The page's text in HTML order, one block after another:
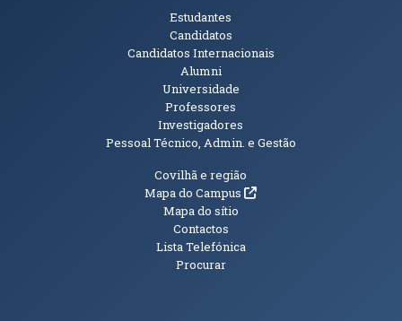
Estudantes
Candidatos
Candidatos Internacionais
Alumni
Universidade
Professores
Investigadores
Pessoal Técnico, Admin. e Gestão
Informações Adicionais
Covilhã e região
Mapa do Campus(abre em nova janela)
Mapa do sítio
Contactos
Lista Telefónica
Procurar